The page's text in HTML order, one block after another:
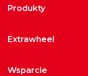
produkty
extrawheel
wsparcie